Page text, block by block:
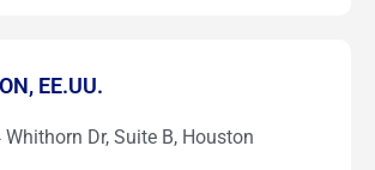
EE.UU.
Dr, Suite B, Houston